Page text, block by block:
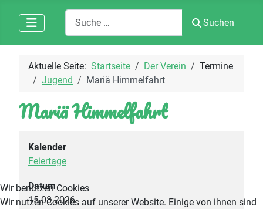
Suchen
Suchen
Aktuelle Seite: Startseite Der Verein
Termine
Jugend
Mariä Himmelfahrt
Mariä Himmelfahrt
Kalender
Feiertage
Datum
15.08.2026
Wir benutzen Cookies
Wir nutzen Cookies auf unserer Website. Einige von ihnen sind